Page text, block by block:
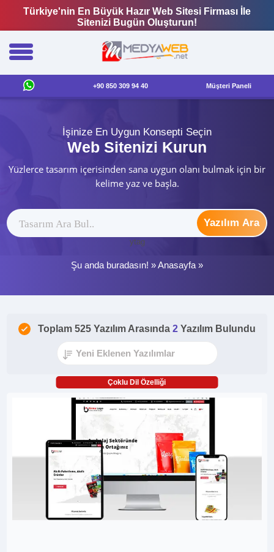
Türkiye'nin En Büyük Hazır Web Sitesi Firması İle
Sitenizi Bugün Oluşturun!
+90 850 309 94 40 Müşteri Paneli
İşinize En Uygun Konsepti Seçin
Web Sitenizi Kurun
Yüzlerce tasarım içerisinden sana uygun olanı bulmak için bir
kelime yaz ve başla.
Yazılım Ara
ytag
Şu anda buradasın! »Anasayfa »
Toplam 525 Yazılım Arasında 2 Yazılım Bulundu
Çoklu Dil Özelliği